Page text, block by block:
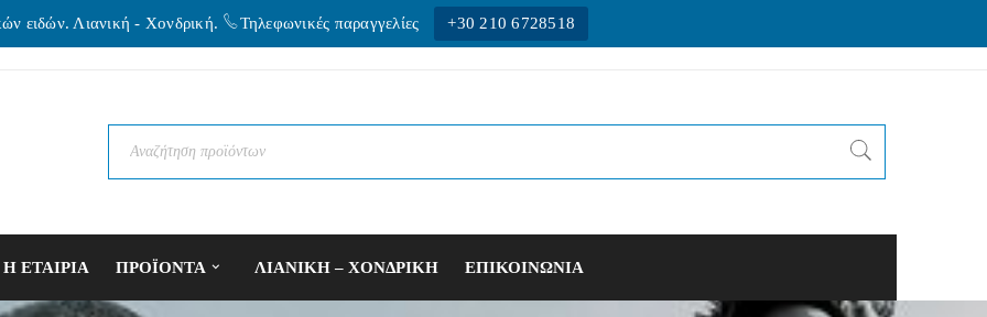
ειδών. Λιανική - Xονδρική. Τηλεφωνικές παραγγελίες +30 210 6728518
Η ΕΤΑΙΡΙΑ ΠΡΟΪΟΝΤΑ ΛΙΑΝΙΚΗ – ΧΟΝΔΡΙΚΗ ΕΠΙΚΟΙΝΩΝΙΑ